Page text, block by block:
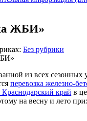
ЖБИ»
Без рубрики
из всех сезонных
перевозка железно-
край в
на весну и лето